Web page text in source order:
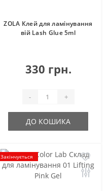
ZOLA Клей для ламінування
вій Lash Glue 5ml
330 грн.
- +
ДО КОШИКА
Закінчується